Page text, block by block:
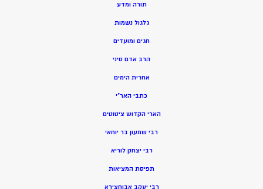
תורה ומדע
גלגול נשמות
חגים ומועדים
הרב אדם סיני
אחרית הימים
כתבי האר”י
הארי הקדוש ציטוטים
רבי שמעון בר יוחאי
רבי יצחק לוריא
תפיסת המציאות
רבי יעקב אבוחצירא